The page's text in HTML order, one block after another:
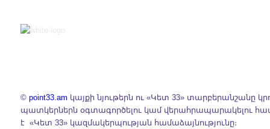
© point33.am կայքի նյութերն ու «Կետ 33» տարբերանշանը
պատկերներն օգտագործելու կամ վերահրապարակելու
է «Կետ 33» կազմակերպության համաձայնությունը։